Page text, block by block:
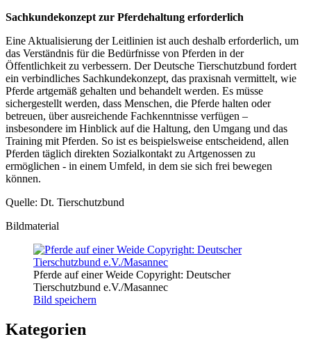
Sachkundekonzept zur Pferdehaltung erforderlich
Eine Aktualisierung der Leitlinien ist auch deshalb erforderlich, um
das Verständnis für die Bedürfnisse von Pferden in der
Öffentlichkeit zu verbessern. Der Deutsche Tierschutzbund fordert
ein verbindliches Sachkundekonzept, das praxisnah vermittelt, wie
Pferde artgemäß gehalten und behandelt werden. Es müsse
sichergestellt werden, dass Menschen, die Pferde halten oder
betreuen, über ausreichende Fachkenntnisse verfügen –
insbesondere im Hinblick auf die Haltung, den Umgang und das
Training mit Pferden. So ist es beispielsweise entscheidend, allen
Pferden täglich direkten Sozialkontakt zu Artgenossen zu
ermöglichen - in einem Umfeld, in dem sie sich frei bewegen
können.
Quelle: Dt. Tierschutzbund
Bildmaterial
Pferde auf einer Weide Copyright: Deutscher
Tierschutzbund e.V./Masannec
Bild speichern
Kategorien